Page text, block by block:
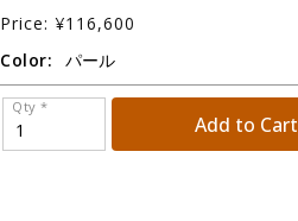
Price: ¥116,600
Color:
Qty *
Add to Cart